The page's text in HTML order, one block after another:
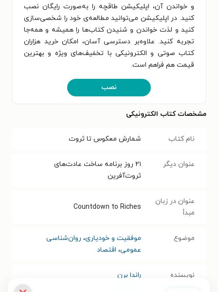
و خواندن آن، اپلیکیشن طاقچه را به‌صورت رایگان نصب
کنید. در اپلیکیشن می‌توانید مطالعه‌ی خود را شخصی‌سازی
کنید و لذت خواندن و شنیدن کتاب‌ها را همیشه و همه‌جا
تجربه کنید. علاوه‌بر دسترسی آسان، امکان خرید هزاران
کتاب صوتی و الکترونیکی با تخفیف‌های ویژه و بهترین
قیمت هم فراهم است.
نصب
مشخصات کتاب الکترونیکی
نام کتاب شمارش معکوس تا ثروت
عنوان دیگر
۲۱ روز برنامه ساخت عادت‌های
ثروت‌آفرین
عنوان در زبان
مبدأ
Countdown to Riches
موضوع موفقیت و خودیاری، روان‌شناسی
عمومی، اقتصاد
نویسنده راندا برن